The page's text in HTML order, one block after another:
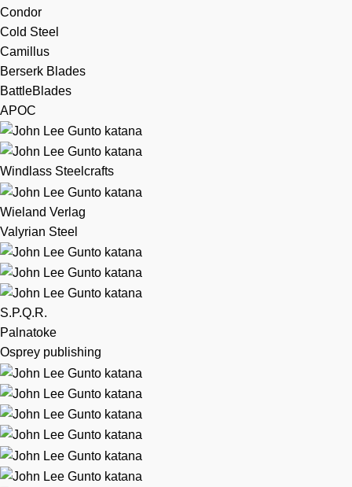
Condor
Cold Steel
Camillus
Berserk Blades
BattleBlades
APOC
Windlass Steelcrafts
Wieland Verlag
Valyrian Steel
S.P.Q.R.
Palnatoke
Osprey publishing